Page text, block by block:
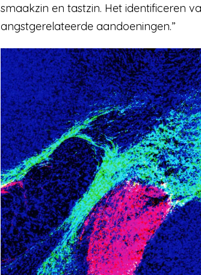
smaakzin en tastzin. Het identificeren
angstgerelateerde aandoeningen.”